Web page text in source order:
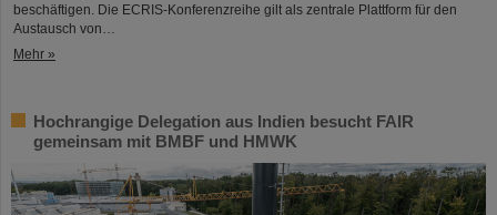
beschäftigen. Die ECRIS-Konferenzreihe gilt als zentrale Plattform für den
Austausch von…
Mehr »
Hochrangige Delegation aus Indien besucht FAIR
gemeinsam mit BMBF und HMWK